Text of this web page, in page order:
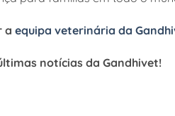
a equipa veterinária da
notícias da Gandhivet!